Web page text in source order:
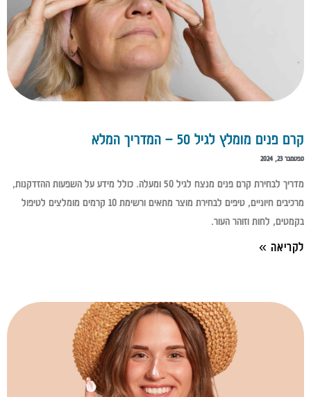
קרם פנים מומלץ לגיל 50 – המדריך המלא
ספטמבר 23, 2024
מדריך לבחירת קרם פנים מנצח לגיל 50 ומעלה. כולל מידע על השפעות ההזדקנות,
מרכיבים חיוניים, טיפים לבחירת מוצר מתאים ורשימת 10 קרמים מומלצים לטיפול
בקמטים, לחות וזוהר העור.
לקריאה »